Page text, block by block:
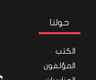
حولنا
الكتب
المؤلفون